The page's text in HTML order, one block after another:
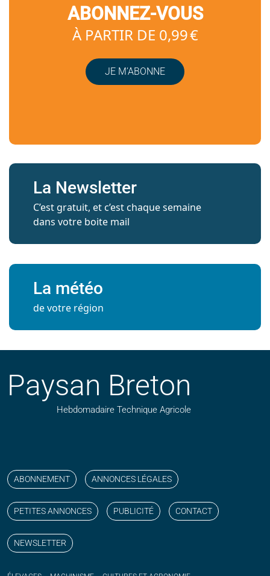
ABONNEZ-VOUS
À PARTIR DE 0,99 €
JE M’ABONNE
La Newsletter
C’est gratuit, et c’est chaque semaine
dans votre boite mail
La météo
de votre région
Paysan Breton
Hebdomadaire Technique Agricole
ABONNEMENT ANNONCES LÉGALES
PETITES ANNONCES PUBLICITÉ CONTACT
NEWSLETTER